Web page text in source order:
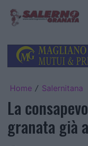
Home / Salernitana
La
granata già